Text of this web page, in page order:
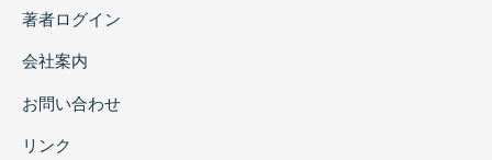
著者ログイン
会社案内
お問い合わせ
リンク